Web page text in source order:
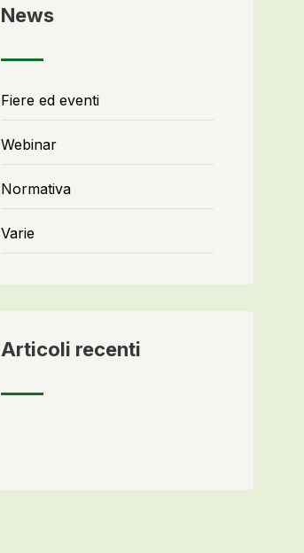
News
Fiere ed eventi
Webinar
Normativa
Varie
Articoli recenti